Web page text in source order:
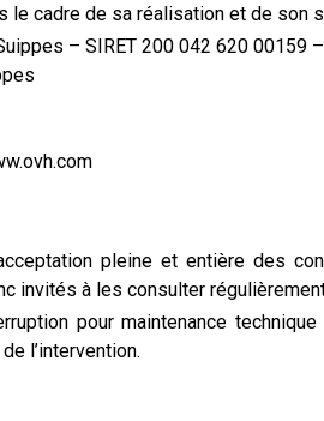
cadre de sa réalisation et de son
– SIRET 200 042 620
pleine et entière des
invités à les consulter
pour maintenance
l’intervention.